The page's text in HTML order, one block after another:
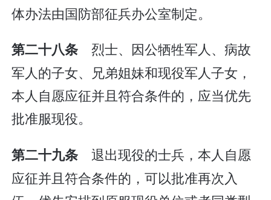
体办法由国防部征兵办公室制定。
第二十八条 烈士、因公牺牲军人、病故
军人的子女、兄弟姐妹和现役军人子女，
本人自愿应征并且符合条件的，应当优先
批准服现役。
第二十九条 退出现役的士兵，本人自愿
应征并且符合条件的，可以批准再次入